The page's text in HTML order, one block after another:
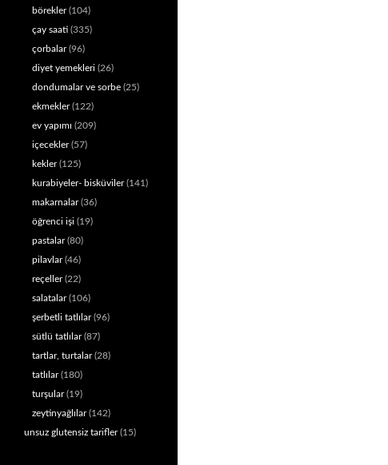
börekler(104)
çay saati (335)
çorbalar(96)
diyet yemekleri (26)
dondumalar ve sorbe (25)
ekmekler(122)
ev yapımı (209)
içecekler(57)
kekler(125)
kurabiyeler- bisküviler(141)
makarnalar(36)
öğrenci işi (19)
pastalar(80)
pilavlar(46)
reçeller(22)
salatalar(106)
şerbetli tatlılar(96)
sütlü tatlılar(87)
tartlar, turtalar(28)
tatlılar(180)
turşular(19)
zeytinyağlılar(142)
unsuz glutensiz tarifler(15)